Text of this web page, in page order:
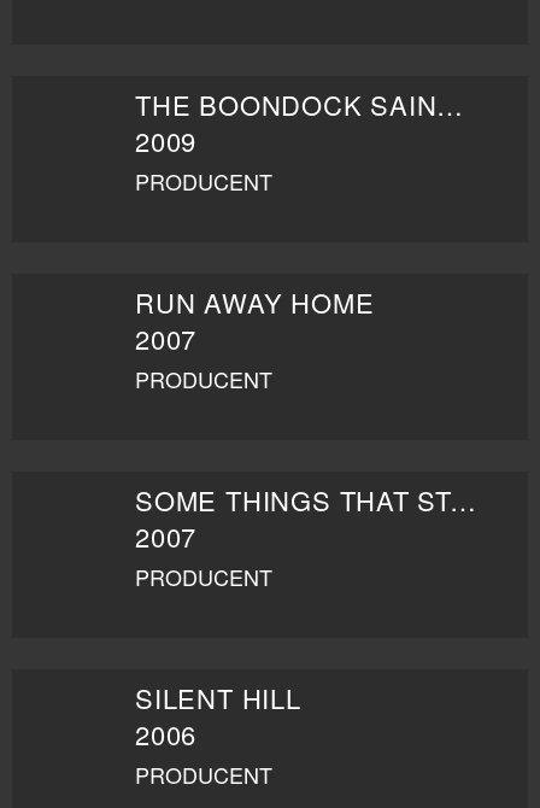
THE BOONDOCK SAINTS II: ALL SAINTS DAY
2009
PRODUCENT
RUN AWAY HOME
2007
PRODUCENT
SOME THINGS THAT STAY
2007
PRODUCENT
SILENT HILL
2006
PRODUCENT